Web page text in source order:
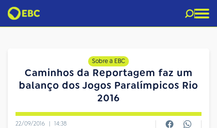
Sobre a EBC
Caminhos da Reportagem faz um
balanço dos Jogos Paralímpicos Rio
2016
22/09/2016 | 14:38